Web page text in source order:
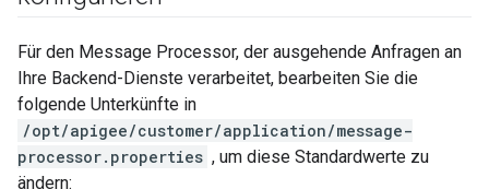
Für den Message Processor, der ausgehende Anfragen an
Ihre Backend-Dienste verarbeitet, bearbeiten Sie die
folgende Unterkünfte in
/opt/apigee/customer/application/message-
processor.properties , um diese Standardwerte zu
ändern: